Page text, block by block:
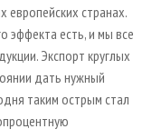
европейских странах.
эффекта есть, и мы все
Экспорт круглых
дать нужный
таким острым стал